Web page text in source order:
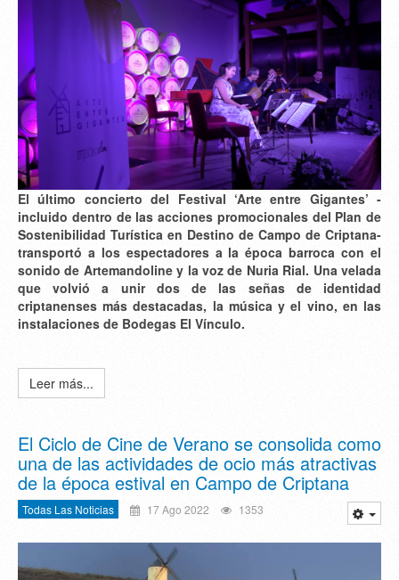
El último concierto del Festival ‘Arte entre Gigantes’ -
incluido dentro de las acciones promocionales del Plan de
Sostenibilidad Turística en Destino de Campo de Criptana-
transportó a los espectadores a la época barroca con el
sonido de Artemandoline y la voz de Nuria Rial. Una velada
que volvió a unir dos de las señas de identidad
criptanenses más destacadas, la música y el vino, en las
instalaciones de Bodegas El Vínculo.
Leer más...
El Ciclo de Cine de Verano se consolida como
una de las actividades de ocio más atractivas
de la época estival en Campo de Criptana
Todas Las Noticias 17 Ago 2022 1353